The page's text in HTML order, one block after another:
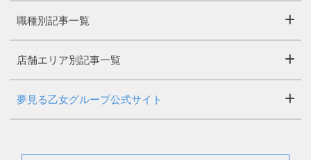
職種別記事一覧
店舗エリア別記事一覧
夢見る乙女グループ公式サイト